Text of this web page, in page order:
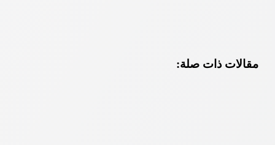
مقالات ذات صلة: